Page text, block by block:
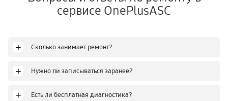
сервисе OnePlusASC
+ Сколько занимает ремонт?
+ Нужно ли записываться заранее?
+ Есть ли бесплатная диагностика?